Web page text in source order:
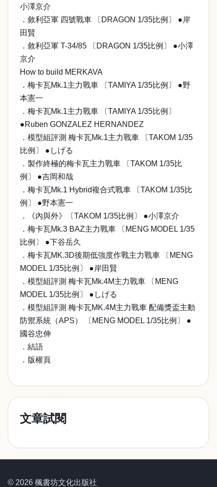
小澤京介
．敘利亞軍 四號戰車 〔DRAGON 1/35比例〕 ●岸
田賢
．敘利亞軍 T-34/85 〔DRAGON 1/35比例〕 ●小澤
京介
How to build MERKAVA
．梅卡瓦Mk.1主力戰車 〔TAMIYA 1/35比例〕 ●野
本憲一
．梅卡瓦Mk.1主力戰車 〔TAMIYA 1/35比例〕
●Ruben GONZALEZ HERNANDEZ
．模型組評測 梅卡瓦Mk.1主力戰車 〔TAKOM 1/35
比例〕 ●しげる
．製作終極的梅卡瓦主力戰車 〔TAKOM 1/35比
例〕 ●吉岡和哉
．梅卡瓦Mk.1 Hybrid複合式戰車 〔TAKOM 1/35比
例〕 ●野本憲一
．《內與外》〔TAKOM 1/35比例〕 ●小澤京介
．梅卡瓦Mk.3 BAZ主力戰車 〔MENG MODEL 1/35
比例〕 ●下谷岳久
．梅卡瓦MK.3D後期低強度作戰主力戰車 〔MENG
MODEL 1/35比例〕 ●岸田賢
．模型組評測 梅卡瓦Mk.4M主力戰車 〔MENG
MODEL 1/35比例〕 ●しげる
．模型組評測 梅卡瓦MK.4M主力戰車 配備獎盃主動
防禦系統（APS） 〔MENG MODEL 1/35比例〕 ●
國谷忠伸
．結語
．版權頁
文章試閱
© 2026 楓書坊文化出版社